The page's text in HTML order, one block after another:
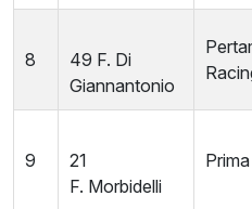
8 49 F. Di
Giannantonio
9
21
F. Morbidelli